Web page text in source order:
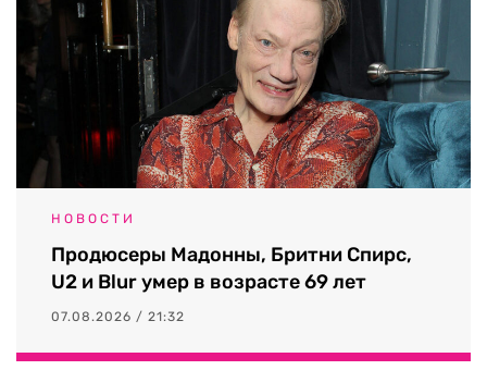
НОВОСТИ
Продюсеры Мадонны, Бритни Спирс,
U2 и Blur умер в возрасте 69 лет
07.08.2026 / 21:32